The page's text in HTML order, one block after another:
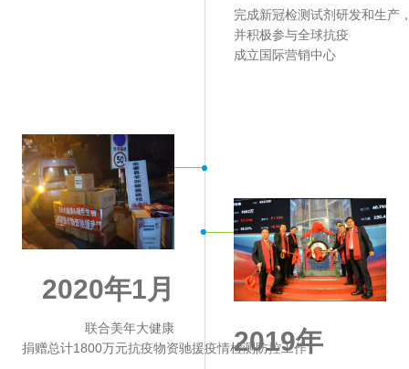
完成新冠检测试剂研发和生产
并积极参与全球抗疫
成立国际营销中心
2020年1月
联合美年大健康
捐赠总计1800万元抗疫物资驰援疫情检测防控工作
2019年